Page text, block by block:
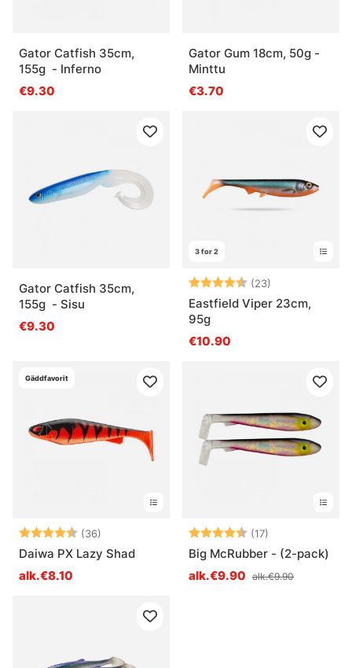
Gator Catfish 35cm,
155g - Inferno
€9.30
Gator Gum 18cm, 50g -
Minttu
€3.70
Gator Catfish 35cm,
155g - Sisu
€9.30
3 for 2
Arvio: (23)
Eastfield Viper 23cm,
95g
€10.90
Gäddfavorit
Arvio: (36)
4.4 5:sta tähdestä
Daiwa PX Lazy Shad
alk.€8.10
Arvio: (17)
Big McRubber - (2-pack)
alk.€9.90 alk.€9.90